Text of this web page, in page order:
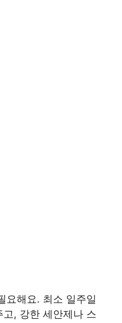
요해요. 최소 일주일
, 강한 세안제나 스